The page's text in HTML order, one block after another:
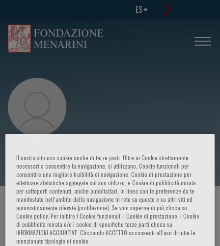
ES
Daniela Maria Cardinale
HOME PAGE / CURSOS Y EVENTOS / ORADOR
Il nostro sito usa cookie anche di terze parti. Oltre ai Cookie strettamente
necessari a consentire la navigazione, si utilizzano, Cookie funzionali per
consentire una migliore fruibilità di navigazione, Cookie di prestazione per
effettuare statistiche aggregate sul suo utilizzo, e Cookie di pubblicità mirata
per sottoporti contenuti, anche pubblicitari, in linea con le preferenze da te
manifestate nell‘ambito della navigazione in rete su questo e su altri siti ed
automaticamente rilevate (profilazione). Se vuoi saperne di più clicca su
Cookie policy. Per inibire i Cookie funzionali, i Cookie di prestazione, i Cookie
di pubblicità mirata e/o i cookie di specifiche terze parti clicca su
INFORMAZIONI AGGIUNTIVE. Cliccando ACCETTO acconsenti all’uso di tutte le
menzionate tipologie di cookie.